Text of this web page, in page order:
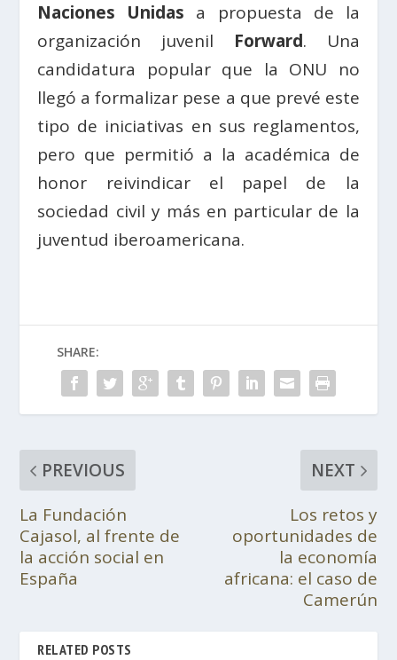
Naciones Unidas a propuesta de la
organización juvenil Forward. Una
candidatura popular que la ONU no
llegó a formalizar pese a que prevé este
tipo de iniciativas en sus reglamentos,
pero que permitió a la académica de
honor reivindicar el papel de la
sociedad civil y más en particular de la
juventud iberoamericana.
SHARE:
PREVIOUS
La Fundación
Cajasol, al frente de
la acción social en
España
NEXT
Los retos y
oportunidades de
la economía
africana: el caso de
Camerún
RELATED POSTS